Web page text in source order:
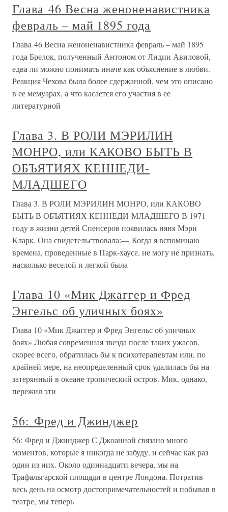
Глава 46 Весна женоненавистника
февраль – май 1895 года
Глава 46 Весна женоненавистника февраль – май 1895
года Брелок, полученный Антоном от Лидии Авиловой,
едва ли можно понимать иначе как объяснение в любви.
Реакция Чехова была более сдержанной, чем это описано
в ее мемуарах, а что касается его участия в ее
литературной
Глава 3. В РОЛИ МЭРИЛИН
МОНРО, или КАКОВО БЫТЬ В
ОБЪЯТИЯХ КЕННЕДИ-
МЛАДШЕГО
Глава 3. В РОЛИ МЭРИЛИН МОНРО, или КАКОВО
БЫТЬ В ОБЪЯТИЯХ КЕННЕДИ-МЛАДШЕГО В 1971
году в жизни детей Спенсеров появилась няня Мэри
Кларк. Она свидетельствовала:— Когда я вспоминаю
времена, проведенные в Парк-хаусе, не могу не признать,
насколько веселой и легкой была
Глава 10 «Мик Джаггер и Фред
Энгельс об уличных боях»
Глава 10 «Мик Джаггер и Фред Энгельс об уличных
боях» Любая современная звезда после таких ужасов,
скорее всего, обратилась бы к психотерапевтам или, по
крайней мере, на неопределенный срок удалилась бы на
затерянный в океане тропический остров. Мик, однако,
пережил эти
56: Фред и Джинджер
56: Фред и Джинджер С Джоанной связано много
моментов, которые я никогда не забуду, и сейчас как раз
один из них. Около одиннадцати вечера, мы на
Трафальгарской площади в центре Лондона. Потратив
весь день на осмотр достопримечательностей и побывав в
театре, мы теперь